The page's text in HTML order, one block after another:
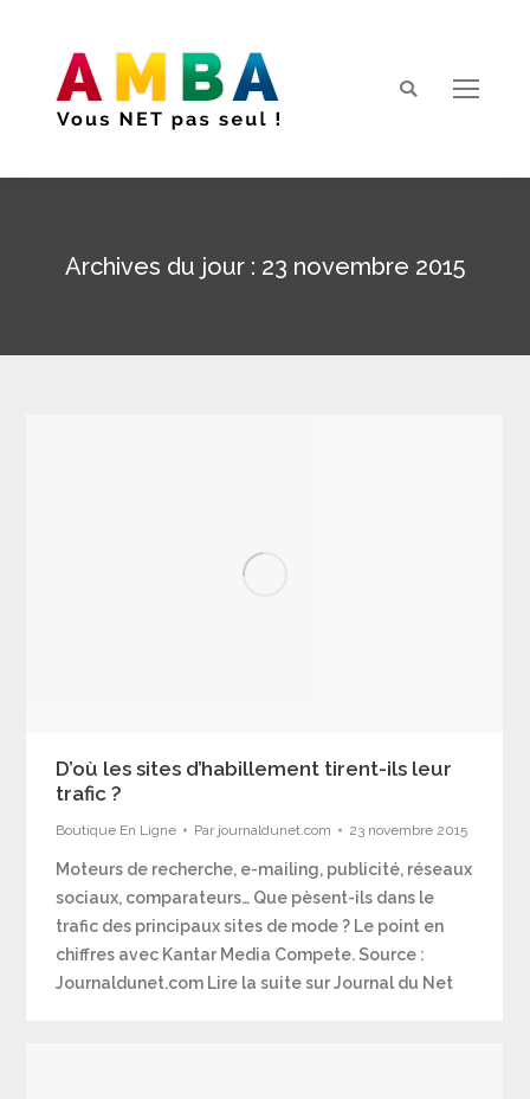
Search:
Archives du jour : 23 novembre 2015
D’où les sites d’habillement tirent-ils leur
trafic ?
Boutique En Ligne Par journaldunet.com 23 novembre 2015
Moteurs de recherche, e-mailing, publicité, réseaux
sociaux, comparateurs… Que pèsent-ils dans le
trafic des principaux sites de mode ? Le point en
chiffres avec Kantar Media Compete. Source :
Journaldunet.com Lire la suite sur Journal du Net